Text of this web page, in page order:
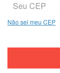
Não sei meu CEP